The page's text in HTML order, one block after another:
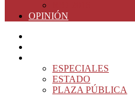
OPINIÓN
ESPECIALES
ESTADO
PLAZA PÚBLICA